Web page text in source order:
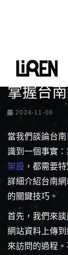
最新情報
掌握台
2024-11-06
當我們談論台南
識到一個事實
架設 ，都需要
詳細介紹台南
的關鍵技巧。
首先，我們來
網站資料上傳
來訪問的過程